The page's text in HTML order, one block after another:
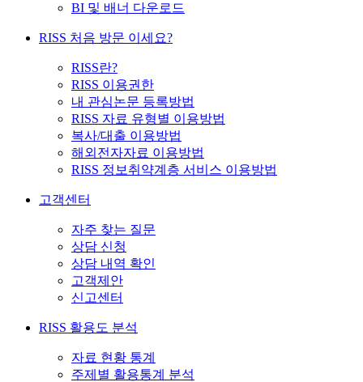
BI 및 배너 다운로드
RISS 처음 방문 이세요?
RISS란?
RISS 이용권한
내 관심논문 등록방법
RISS 자료 유형별 이용방법
복사/대출 이용방법
해외전자자료 이용방법
RISS 정보취약계층 서비스 이용방법
고객센터
자주 찾는 질문
상담 신청
상담 내역 확인
고객제안
신고센터
RISS 활용도 분석
자료 현황 통계
주제별 활용통계 분석